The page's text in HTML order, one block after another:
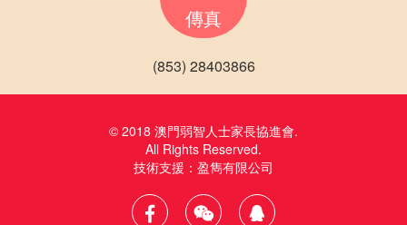
傳真
(853) 28403866
© 2018 澳門弱智人士家長協進會.
All Rights Reserved.
技術支援： 盈雋有限公司